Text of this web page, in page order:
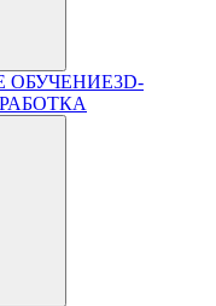
ОБУЧЕНИЕ3D-